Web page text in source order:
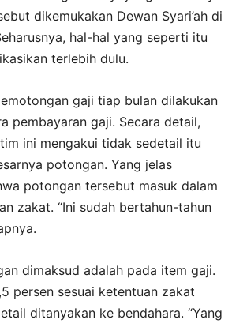
dikemukakan Dewan Syari’ah di
hal-hal yang seperti itu
terlebih dulu.
gaji tiap bulan dilakukan
pembayaran gaji. Secara detail,
ini mengakui tidak sedetail itu
potongan. Yang jelas
potongan tersebut masuk dalam
zakat. “Ini sudah bertahun-tahun
dimaksud adalah pada item gaji.
persen sesuai ketentuan zakat
ditanyakan ke bendahara. “Yang